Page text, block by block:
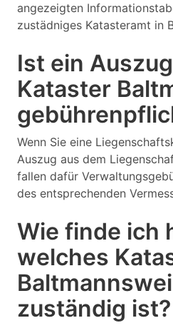
angezeigten
zustädniges Katasteramt in
Ist ein
Kataster
Wenn Sie eine
Auszug aus dem
fallen dafür
des entsprechenden
Wie finde ich
welches
zuständig ist?